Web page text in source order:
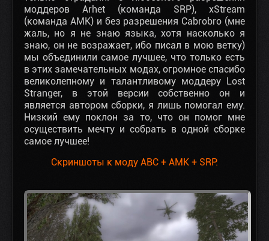
моддеров Arhet (команда SRP), xStream
(команда AMK) и без разрешения Cabrobro (мне
жаль, но я не знаю языка, хотя насколько я
знаю, он не возражает, ибо писал в мою ветку)
мы объединили самое лучшее, что только есть
в этих замечательных модах, огромное спасибо
великолепному и талантливому моддеру Lost
Stranger, в этой версии собственно он и
является автором сборки, я лишь помогал ему.
Низкий ему поклон за то, что он помог мне
осуществить мечту и собрать в одной сборке
самое лучшее!
Скриншоты к моду ABC + AMK + SRP: